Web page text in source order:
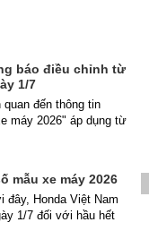
báo điều chỉnh từ
1/7
đến thông tin
máy 2026" áp dụng từ
mẫu xe máy 2026
đây, Honda Việt Nam
1/7 đối với hầu hết